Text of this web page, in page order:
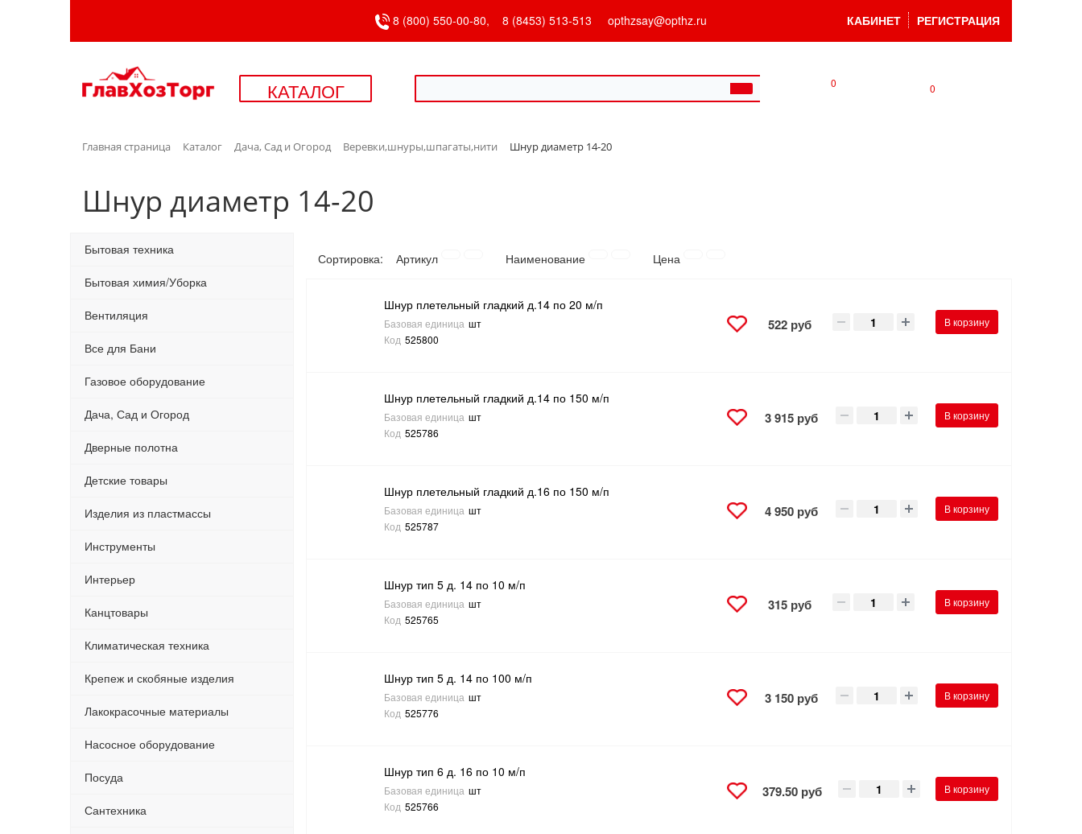
8 (800) 550-00-80, 8 (8453) 513-513 opthzsay@opthz.ru КАБИНЕТ РЕГИСТРАЦИЯ
КАТАЛОГ 0 0
Главная страница Каталог Дача, Сад и Огород Веревки,шнуры,шпагаты,нити Шнур диаметр 14-20
Шнур диаметр 14-20
Бытовая техника
Бытовая химия/Уборка
Вентиляция
Все для Бани
Газовое оборудование
Дача, Сад и Огород
Дверные полотна
Детские товары
Изделия из пластмассы
Инструменты
Интерьер
Канцтовары
Климатическая техника
Крепеж и скобяные изделия
Лакокрасочные материалы
Насосное оборудование
Посуда
Сантехника
Сортировка: Артикул Наименование Цена
Шнур плетельный гладкий д.14 по 20 м/п
Базовая единица шт
Код 525800
522 руб В корзину
Шнур плетельный гладкий д.14 по 150 м/п
Базовая единица шт
Код 525786
3 915 руб В корзину
Шнур плетельный гладкий д.16 по 150 м/п
Базовая единица шт
Код 525787
4 950 руб В корзину
Шнур тип 5 д. 14 по 10 м/п
Базовая единица шт
Код 525765
315 руб В корзину
Шнур тип 5 д. 14 по 100 м/п
Базовая единица шт
Код 525776
3 150 руб В корзину
Шнур тип 6 д. 16 по 10 м/п
Базовая единица шт
Код 525766
379.50 руб В корзину